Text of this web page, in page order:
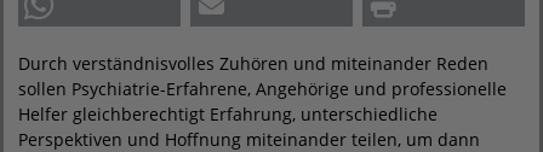
Durch verständnisvolles Zuhören und miteinander Reden
sollen Psychiatrie-Erfahrene, Angehörige und professionelle
Helfer gleichberechtigt Erfahrung, unterschiedliche
Perspektiven und Hoffnung miteinander teilen, um dann